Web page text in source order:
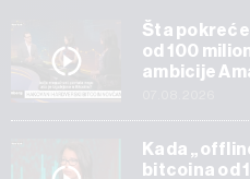
Šta
od 100
ambicije
Kada
bitcoina od